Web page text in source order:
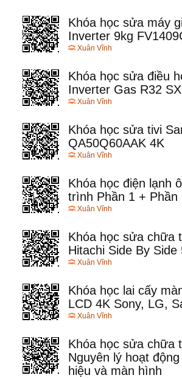
Khóa học sửa máy
Inverter 9kg
Xuân Vĩnh
Khóa học sửa điều
Inverter Gas R32
Xuân Vĩnh
Khóa học sửa tivi
QA50Q60AAK 4K
Xuân Vĩnh
Khóa học điện lạnh
trình Phần 1 + Phần
Xuân Vĩnh
Khóa học sửa chữa
Hitachi Side By Side
Xuân Vĩnh
Khóa học lai cấy
LCD 4K Sony, LG,
Xuân Vĩnh
Khóa học sửa chữa
Nguyên lý hoạt
hiệu và màn hình